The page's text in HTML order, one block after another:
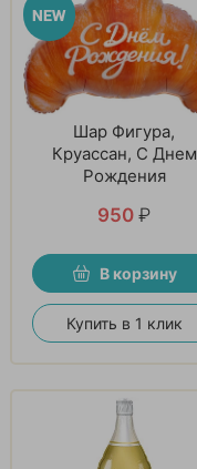
Шар Фигура,
Круассан, С Днем
Рождения
950 ₽
В корзину
Купить в 1 клик